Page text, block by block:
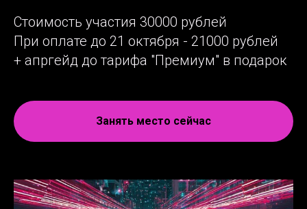
Стоимость участия 30000 рублей
При оплате до 21 октября - 21000 рублей
+ апргейд до тарифа "Премиум" в подарок
Занять место сейчас